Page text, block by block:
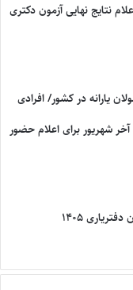
نتایج نهایی آزمون دکتری
یارانه در کشور/ افرادی
شهریور برای اعلام حضور
۱۴۰۵